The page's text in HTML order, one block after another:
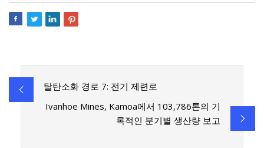
탈탄소화 경로 7: 전기 제련로
Ivanhoe Mines, Kamoa에서 103,786톤의 기
록적인 분기별 생산량 보고